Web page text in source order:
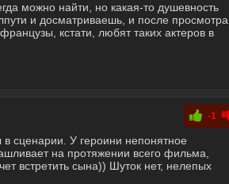
можно найти, но какая-то душевность
и досматриваешь, и после просмотра
кстати, любят таких актеров в
-1
сценарии. У героини непонятное
на протяжении всего фильма,
встретить сына)) Шуток нет, нелепых